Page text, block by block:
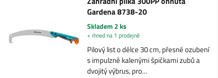
Gardena 8738-20
Skladem 2 ks
+ ihned na 1 prodejně
Pilový list o délce 30 cm, přesné ozubení
s impulzně kalenými špičkami zubů a
dvojitý výbrus, pro…